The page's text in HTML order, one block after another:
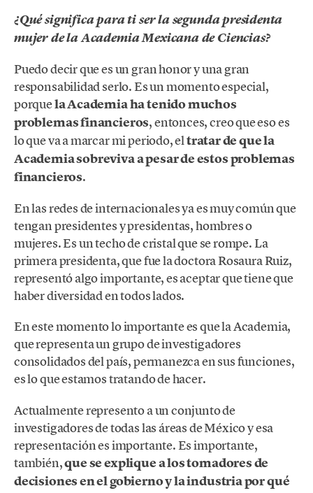
¿Qué significa para ti ser la segunda presidenta
mujer de la Academia Mexicana de Ciencias?
Puedo decir que es un gran honor y una gran
responsabilidad serlo. Es un momento especial,
porquela Academia ha tenido muchos
problemas financieros, entonces, creo que eso es
lo que va a marcar mi periodo, eltratar de que la
Academia sobreviva a pesar de estos problemas
financieros.
En las redes de internacionales ya es muy común que
tengan presidentes y presidentas, hombres o
mujeres. Es un techo de cristal que se rompe. La
primera presidenta, que fue la doctora Rosaura Ruiz,
representó algo importante, es aceptar que tiene que
haber diversidad en todos lados.
En este momento lo importante es que la Academia,
que representa un grupo de investigadores
consolidados del país, permanezca en sus funciones,
es lo que estamos tratando de hacer.
Actualmente represento a un conjunto de
investigadores de todas las áreas de México y esa
representación es importante. Es importante,
también,que se explique a los tomadores de
decisiones en el gobierno y la industria por qué